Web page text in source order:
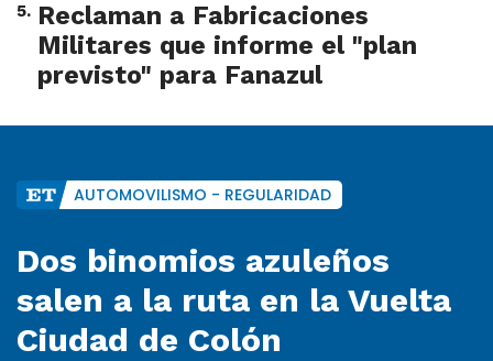
5. Reclaman a Fabricaciones
Militares que informe el "plan
previsto" para Fanazul
AUTOMOVILISMO - REGULARIDAD
Dos binomios azuleños
salen a la ruta en la Vuelta
Ciudad de Colón